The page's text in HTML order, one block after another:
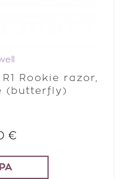
Rookie razor,
(butterfly)
€